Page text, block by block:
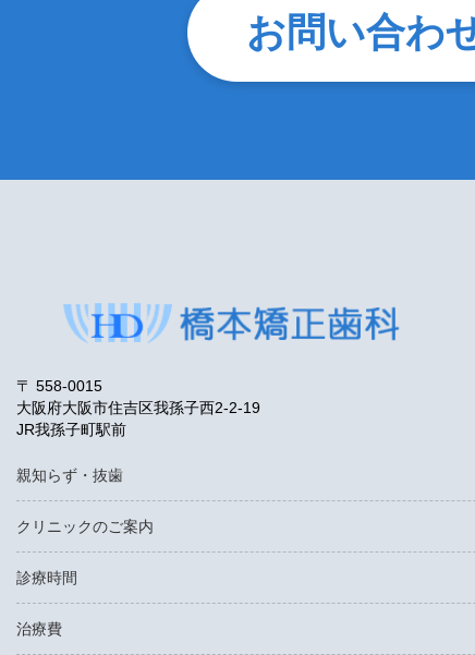
お問い合わ
〒 558-0015
大阪府大阪市住吉区我孫子西2-2-19
JR我孫子町駅前
親知らず・抜歯
クリニックのご案内
診療時間
治療費